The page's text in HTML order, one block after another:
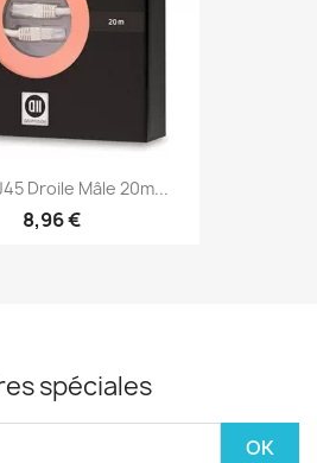
Droile Mâle 20m...
8,96 €
spéciales